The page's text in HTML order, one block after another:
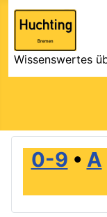
Wissenswertes
0-9 • A